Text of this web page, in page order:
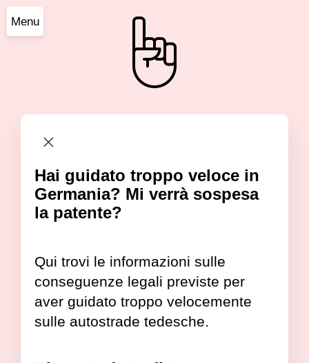
Menu
Hai guidato troppo veloce in
Germania? Mi verrà sospesa
la patente?
Qui trovi le informazioni sulle
conseguenze legali previste per
aver guidato troppo velocemente
sulle autostrade tedesche.